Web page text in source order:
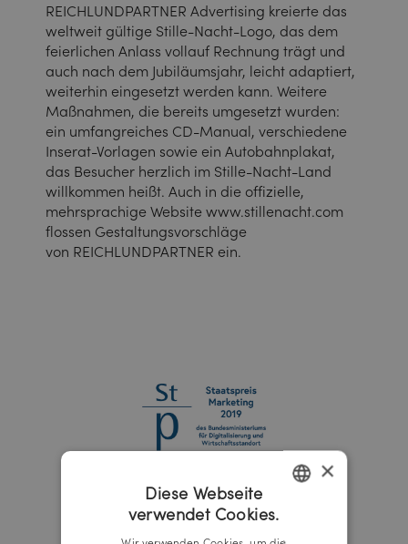
REICHLUNDPARTNER Advertising kreierte das
weltweit gültige Stille-Nacht-Logo, das dem
feierlichen Anlass vollauf Rechnung trägt und
auch nach dem Jubiläumsjahr, leicht adaptiert,
weiterhin eingesetzt werden kann. Weitere
Maßnahmen, die bereits umgesetzt wurden:
ein umfangreiches CD-Manual, verschiedene
Inserat-Vorlagen sowie ein Autobahnplakat,
das Besucher herzlich im Stille-Nacht-Land
willkommen heißt. Auch in die offizielle,
mehrsprachige Website www.stillenacht.com
flossen Gestaltungsvorschläge
von REICHLUNDPARTNER ein.
GERMAN
×
Diese Webseite
verwendet Cookies.